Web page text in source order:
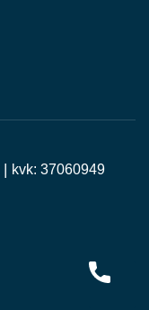
| kvk: 37060949